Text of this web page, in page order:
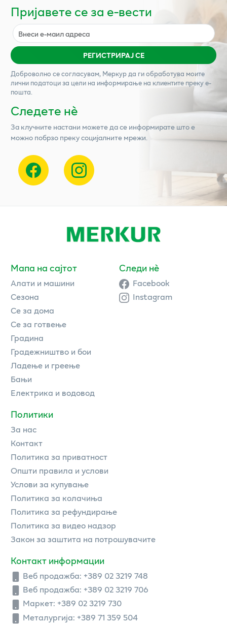
Пријавете се за е-вести
РЕГИСТРИРАЈ СЕ
Доброволно се согласувам, Меркурда ги обработува моите
лични податоци за цели на информирање на клиентите преку е-
пошта.
Следете нѐ
За клучните настани можете да се информирате што е
можно побрзо преку социјалните мрежи.
Мапа на сајтот
Алати и машини
Сезона
Се за дома
Се за готвење
Градина
Градежништво и бои
Ладење и греење
Бањи
Електрика и водовод
Политики
За нас
Контакт
Политика за приватност
Општи правила и услови
Услови за купување
Политика за колачиња
Политика за рефундирање
Политика за видео надзор
Закон за заштита на потрошувачите
Контакт информации
Веб продажба: +389 02 3219 748
Веб продажба: +389 02 3219 706
Маркет: +389 02 3219 730
Металургија: +389 71 359 504
Следи нè
Facebook
Instagram